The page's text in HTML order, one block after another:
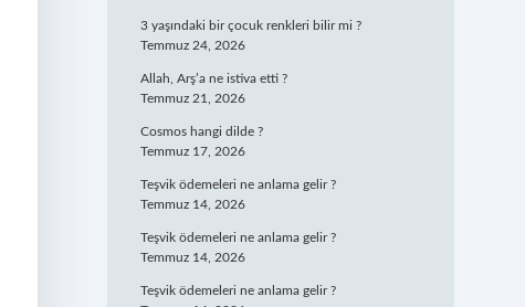
3 yaşındaki bir çocuk renkleri bilir mi ?
Temmuz 24, 2026
Allah, Arş’a ne istiva etti ?
Temmuz 21, 2026
Cosmos hangi dilde ?
Temmuz 17, 2026
Teşvik ödemeleri ne anlama gelir ?
Temmuz 14, 2026
Teşvik ödemeleri ne anlama gelir ?
Temmuz 14, 2026
Teşvik ödemeleri ne anlama gelir ?